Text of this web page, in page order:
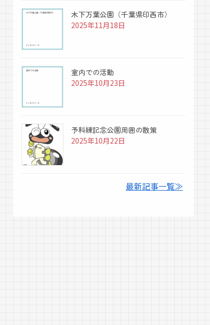
木下万葉公園（千葉県印西市）
2025年11月18日
室内での活動
2025年10月23日
予科練記念公園周囲の散策
2025年10月22日
最新記事一覧≫